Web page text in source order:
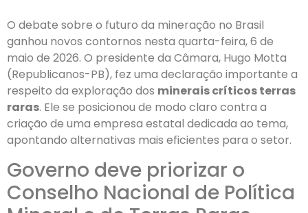
O debate sobre o futuro da mineração no Brasil
ganhou novos contornos nesta quarta-feira, 6 de
maio de 2026. O presidente da Câmara, Hugo Motta
(Republicanos-PB), fez uma declaração importante a
respeito da exploração dos minerais críticos terras
raras. Ele se posicionou de modo claro contra a
criação de uma empresa estatal dedicada ao tema,
apontando alternativas mais eficientes para o setor.
Governo deve priorizar o
Conselho Nacional de Política